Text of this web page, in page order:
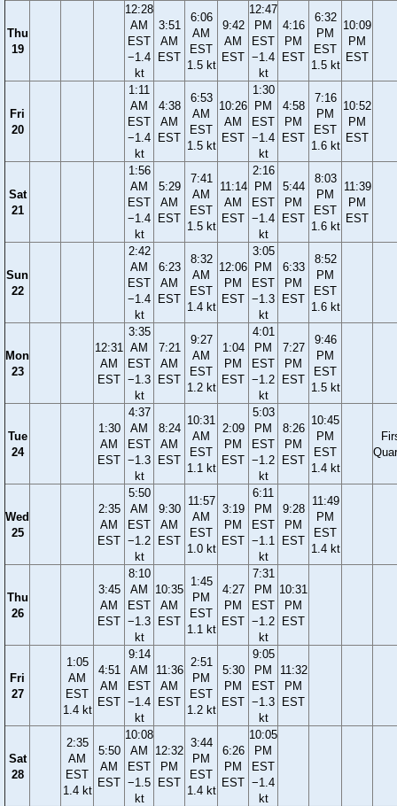
Thu
19
12:28
AM
EST
−1.4
kt
3:51
AM
EST
6:06
AM
EST
1.5 kt
9:42
AM
EST
12:47
PM
EST
−1.4
kt
4:16
PM
EST
6:32
PM
EST
1.5 kt
10:09
PM
EST
Fri
20
1:11
AM
EST
−1.4
kt
4:38
AM
EST
6:53
AM
EST
1.5 kt
10:26
AM
EST
1:30
PM
EST
−1.4
kt
4:58
PM
EST
7:16
PM
EST
1.6 kt
10:52
PM
EST
Sat
21
1:56
AM
EST
−1.4
kt
5:29
AM
EST
7:41
AM
EST
1.5 kt
11:14
AM
EST
2:16
PM
EST
−1.4
kt
5:44
PM
EST
8:03
PM
EST
1.6 kt
11:39
PM
EST
Sun
22
2:42
AM
EST
−1.4
kt
6:23
AM
EST
8:32
AM
EST
1.4 kt
12:06
PM
EST
3:05
PM
EST
−1.3
kt
6:33
PM
EST
8:52
PM
EST
1.6 kt
Mon
23
12:31
AM
EST
3:35
AM
EST
−1.3
kt
7:21
AM
EST
9:27
AM
EST
1.2 kt
1:04
PM
EST
4:01
PM
EST
−1.2
kt
7:27
PM
EST
9:46
PM
EST
1.5 kt
Tue
24
1:30
AM
EST
4:37
AM
EST
−1.3
kt
8:24
AM
EST
10:31
AM
EST
1.1 kt
2:09
PM
EST
5:03
PM
EST
−1.2
kt
8:26
PM
EST
10:45
PM
EST
1.4 kt
Wed
25
2:35
AM
EST
5:50
AM
EST
−1.2
kt
9:30
AM
EST
11:57
AM
EST
1.0 kt
3:19
PM
EST
6:11
PM
EST
−1.1
kt
9:28
PM
EST
11:49
PM
EST
1.4 kt
Thu
26
3:45
AM
EST
8:10
AM
EST
−1.3
kt
10:35
AM
EST
1:45
PM
EST
1.1 kt
4:27
PM
EST
7:31
PM
EST
−1.2
kt
10:31
PM
EST
Fri
27
1:05
AM
EST
1.4 kt
4:51
AM
EST
9:14
AM
EST
−1.4
kt
11:36
AM
EST
2:51
PM
EST
1.2 kt
5:30
PM
EST
9:05
PM
EST
−1.3
kt
11:32
PM
EST
Sat
28
2:35
AM
EST
1.4 kt
5:50
AM
EST
10:08
AM
EST
−1.5
kt
12:32
PM
EST
3:44
PM
EST
1.4 kt
6:26
PM
EST
10:05
PM
EST
−1.4
kt